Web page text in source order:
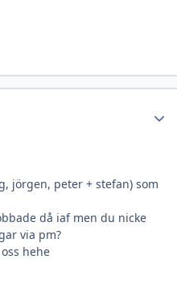
jörgen, peter + stefan) som
då iaf men du nicke
via pm?
hehe